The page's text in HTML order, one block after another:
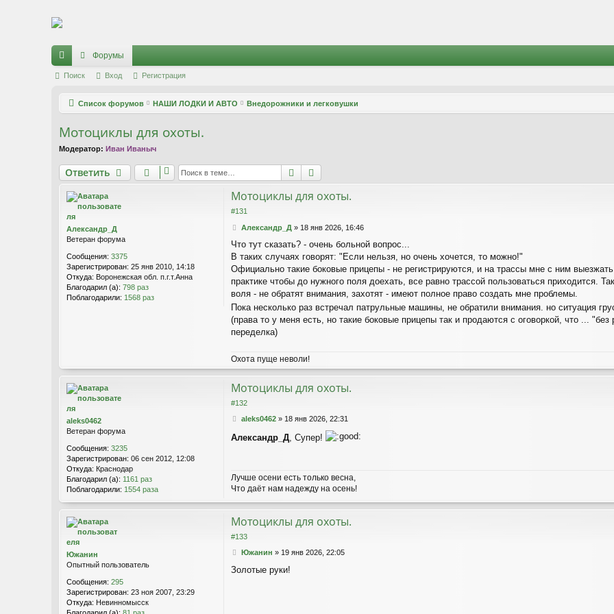
Регистрация
с
и
Форумы
Поиск Вход Регистрация
Список форумов НАШИ ЛОДКИ И АВТО Внедорожники и легковушки
Мотоциклы для охоты.
Модератор: Иван Иваныч
Ответить
Ответить Поиск
Александр_Д
Ветеран форума
Сообщения: 3375
Зарегистрирован: 25 янв 2010, 14:18
Откуда: Воронежская обл. п.г.т.Анна
Благодарил (а): 798 раз
Поблагодарили: 1568 раз
Мотоциклы для охоты.
#131
С
о
б
щ
е
и
е
Александр_Д » 18 янв 2026, 16:46
Что тут сказать? - очень больной вопрос...
В таких случаях говорят: "Если нельзя, но очень хочется, то можно!"
Официально такие боковые прицепы - не регистрируются, и на трассы мне с ним
практике чтобы до нужного поля доехать, все равно трассой пользоваться приходится.
воля - не обратят внимания, захотят - имеют полное право создать мне проблемы.
Пока несколько раз встречал патрульные машины, не обратили внимания. но ситуация
(права то у меня есть, но такие боковые прицепы так и продаются с оговоркой, что ...
переделка)
Охота пуще неволи!
aleks0462
Ветеран форума
Сообщения: 3235
Зарегистрирован: 06 сен 2012, 12:08
Откуда: Краснодар
Благодарил (а): 1161 раз
Поблагодарили: 1554 раза
Мотоциклы для охоты.
#132
С
о
н
и
aleks0462 » 18 янв 2026, 22:31
Александр_Д, Супер!
Лучше осени есть только весна,
Что даёт нам надежду на осень!
Южанин
Опытный пользователь
Сообщения: 295
Зарегистрирован: 23 ноя 2007, 23:29
Откуда: Невинномысск
Мотоциклы для охоты.
#133
С
о
Южанин » 19 янв 2026, 22:05
Золотые руки!